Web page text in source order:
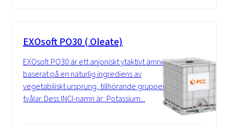
EXOsoft PO30 ( Oleate)
EXOsoft PO30 är ett anjoniskt ytaktivt ämne,
baserat på en naturlig ingrediens av
vegetabiliskt ursprung, tillhörande gruppen
tvålar. Dess INCI-namn är: Potassium...